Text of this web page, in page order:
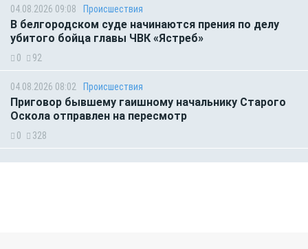
04.08.2026 09:08 Происшествия
В белгородском суде начинаются прения по делу
убитого бойца главы ЧВК «Ястреб»
0 92
04.08.2026 08:02 Происшествия
Приговор бывшему гаишному начальнику Старого
Оскола отправлен на пересмотр
0 328